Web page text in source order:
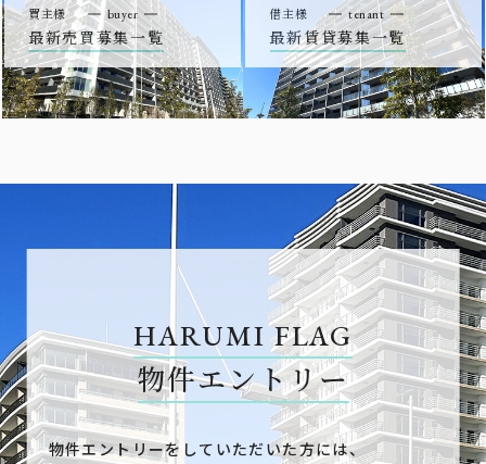
買主様 buyer
最新売買募集一覧
借主様 tenant
最新賃貸募集一覧
HARUMI FLAG
物件エントリー
物件エントリーをしていただいた方には、